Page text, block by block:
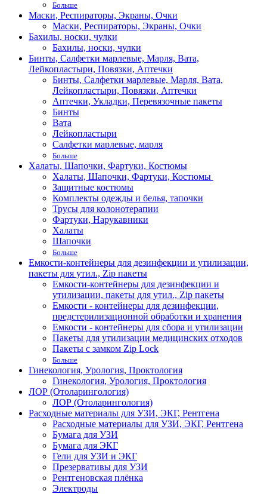
Больше
Маски, Респираторы, Экраны, Очки
Маски, Респираторы, Экраны, Очки
Бахилы, носки, чулки
Бахилы, носки, чулки
Бинты, Салфетки марлевые, Марля, Вата,
Лейкопластыри, Повязки, Аптечки
Бинты, Салфетки марлевые, Марля, Вата,
Лейкопластыри, Повязки, Аптечки
Аптечки, Укладки, Перевязочные пакеты
Бинты
Вата
Лейкопластыри
Салфетки марлевые, марля
Больше
Халаты, Шапочки, Фартуки, Костюмы
Халаты, Шапочки, Фартуки, Костюмы
Защитные костюмы
Комплекты одежды и белья, тапочки
Трусы для колонотерапии
Фартуки, Нарукавники
Халаты
Шапочки
Больше
Емкости-контейнеры для дезинфекции и утилизации,
пакеты для утил., Zip пакеты
Емкости-контейнеры для дезинфекции и
утилизации, пакеты для утил., Zip пакеты
Емкости - контейнеры для дезинфекции,
предстерилизационной обработки и хранения
Емкости - контейнеры для сбора и утилизации
Пакеты для утилизации медицинских отходов
Пакеты с замком Zip Lock
Больше
Гинекология, Урология, Проктология
Гинекология, Урология, Проктология
ЛОР (Отоларингология)
ЛОР (Отоларингология)
Расходные материалы для УЗИ, ЭКГ, Рентгена
Расходные материалы для УЗИ, ЭКГ, Рентгена
Бумага для УЗИ
Бумага для ЭКГ
Гели для УЗИ и ЭКГ
Презервативы для УЗИ
Рентгеновская плёнка
Электроды